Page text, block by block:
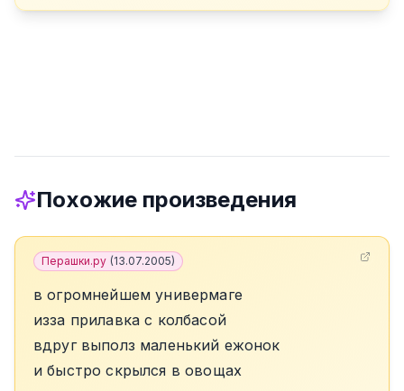
Похожие произведения
Перашки.ру (13.07.2005)
в огромнейшем универмаге
изза прилавка с колбасой
вдруг выполз маленький ежонок
и быстро скрылся в овощах